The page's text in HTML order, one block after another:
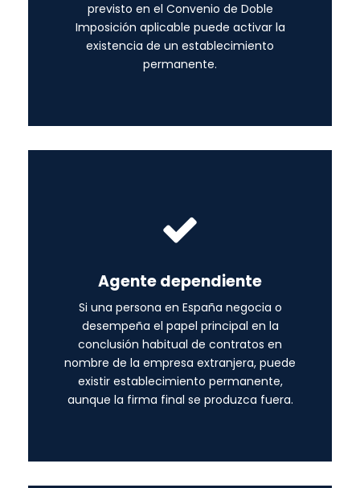
previsto en el Convenio de Doble
Imposición aplicable puede activar la
existencia de un establecimiento
permanente.
Agente dependiente
Si una persona en España negocia o
desempeña el papel principal en la
conclusión habitual de contratos en
nombre de la empresa extranjera, puede
existir establecimiento permanente,
aunque la firma final se produzca fuera.